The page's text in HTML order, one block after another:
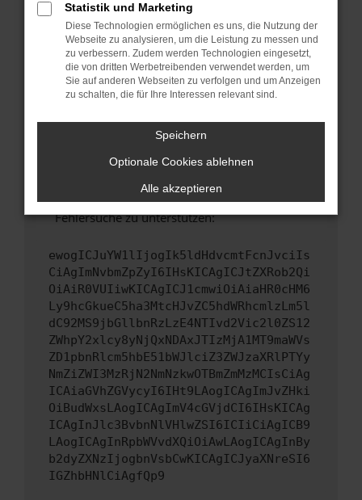
Betriebssystem auf dem neuesten Stand
sind.
Veraltete Software birgt nicht nur ein
Sicherheitsrisiko, sondern kann auch dazu
führen, dass bestimmte Funktionen nicht mehr
unterstützt werden.
Wende dich an den Webseitenbetreiber.
Wenn du alle oben genannten Schritte versucht
hast, kontaktiere uns bitte. Wir werden
versuchen, das Problem zu beheben. Du kannst
uns diesen Text schicken, um uns bei der
Fehlersuche zu unterstützen:
ewogICJuYW1lIjogIk5ldHdvcmtFcnJvciIs
CiAgImNvbmZpZyI6IHsKICAgICJtZXRob2Qi
OiAiR0VUIiwKICAgICJ1cmwiOiAiaHR0cHM6
Ly9hcGkueC5ha3MtcHJvZC5hdWRhcmlzLm5l
dC92MS9jbGllbnRzLzE4NTIvd2Vic2l0ZS12
ZWhpY2xlcy8yNjQxNDAxJTIzMjA1MT9maWVs
ZD1pbnRlcm5hbE51bWJlciZ3ZWJzaXRlPTYy
NmZiZWI3MzRjN2NmNzkwOTBmZmMzMCIsCiAg
ICAiaGVhZGVycyI6IHt9LAogICAgImJvZHki
OiBudWxsLAogICAgImV4cGVjdCI6IHsKICAg
ICAgInJlc3BvbnNlVHlwZSI6ICIiCiAgICB9
LAogICAgInRpbWVvdXQiOiAwLAogICAgInBy
b2dyZXNzIjogbnVsbCwKICAgICJyaXNreSI6
IGZhbHNlCiAgfQp9
Statistik und Marketing
Diese Technologien ermöglichen es uns, die Nutzung der
Webseite zu analysieren, um die Leistung zu messen und
zu verbessern. Zudem werden Technologien eingesetzt,
die von dritten Werbetreibenden verwendet werden, um
Sie auf anderen Webseiten zu verfolgen und um Anzeigen
zu schalten, die für Ihre Interessen relevant sind.
Speichern
Optionale Cookies ablehnen
Alle akzeptieren